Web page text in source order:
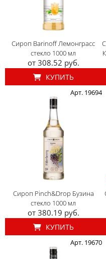
Сироп Barinoff Лемонграсс
стекло 1000 мл
от 308.52 руб.
КУПИТЬ
Арт. 19694
Сироп Pinch&Drop Бузина
стекло 1000 мл
от 380.19 руб.
КУПИТЬ
Арт. 19670